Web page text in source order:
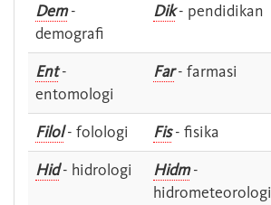
Dem-
demografi
Dik- pendidikan
Ent-
entomologi
Far- farmasi
Filol- folologi Fis- fisika
Hid- hidrologi Hidm-
hidrometeorologi